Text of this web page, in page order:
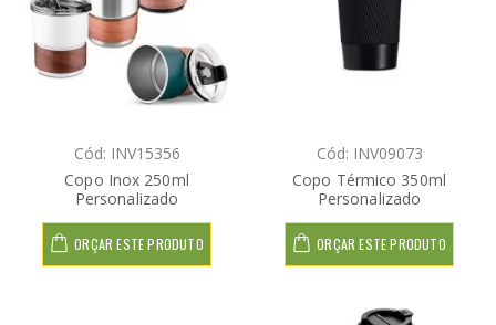
Cód: INV15356
Copo Inox 250ml
Personalizado
ORÇAR ESTE PRODUTO
Cód: INV09073
Copo Térmico 350ml
Personalizado
ORÇAR ESTE PRODUTO